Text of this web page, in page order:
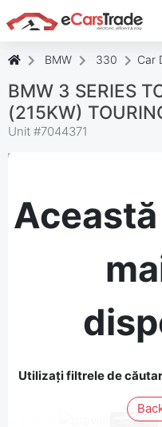
Instalați aplicația
pe ecranul de pornire
BMW 330 Car
BMW 3 SERIES
(215KW)
Unit #7044371
Utilizați filtrele de